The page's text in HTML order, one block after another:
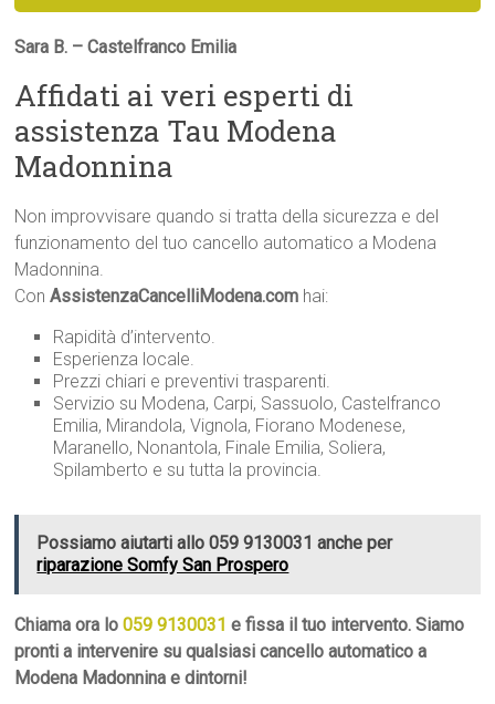
Sara B. – Castelfranco Emilia
Affidati ai veri esperti di
assistenza Tau Modena
Madonnina
Non improvvisare quando si tratta della sicurezza e del
funzionamento del tuo cancello automatico a Modena
Madonnina.
ConAssistenzaCancelliModena.com hai:
Rapidità d’intervento.
Esperienza locale.
Prezzi chiari e preventivi trasparenti.
Servizio su Modena, Carpi, Sassuolo, Castelfranco
Emilia, Mirandola, Vignola, Fiorano Modenese,
Maranello, Nonantola, Finale Emilia, Soliera,
Spilamberto e su tutta la provincia.
Possiamo aiutarti allo 059 9130031 anche per
riparazione Somfy San Prospero
Chiama ora lo059 9130031 e fissa il tuo intervento. Siamo
pronti a intervenire su qualsiasi cancello automatico a
Modena Madonnina e dintorni!